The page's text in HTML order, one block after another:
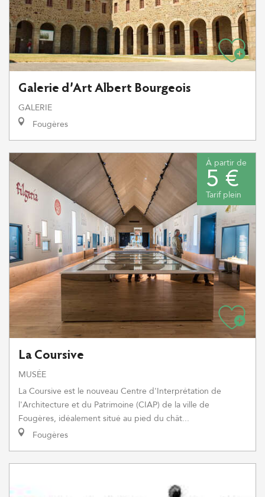
Galerie d’Art Albert Bourgeois
GALERIE
Fougères
À partir de
5 €
Tarif plein
La Coursive
MUSÉE
La Coursive est le nouveau Centre d'Interprétation de
l'Architecture et du Patrimoine (CIAP) de la ville de
Fougères, idéalement situé au pied du chât...
Fougères